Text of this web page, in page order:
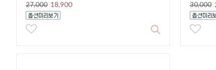
27,000 18,900 30,000